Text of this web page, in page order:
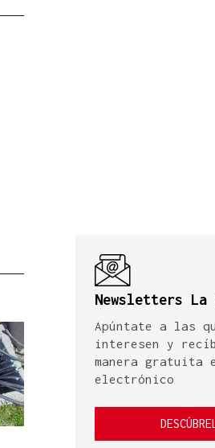
Newsletters La
Apúntate a las
interesen y
manera gratuita
electrónico